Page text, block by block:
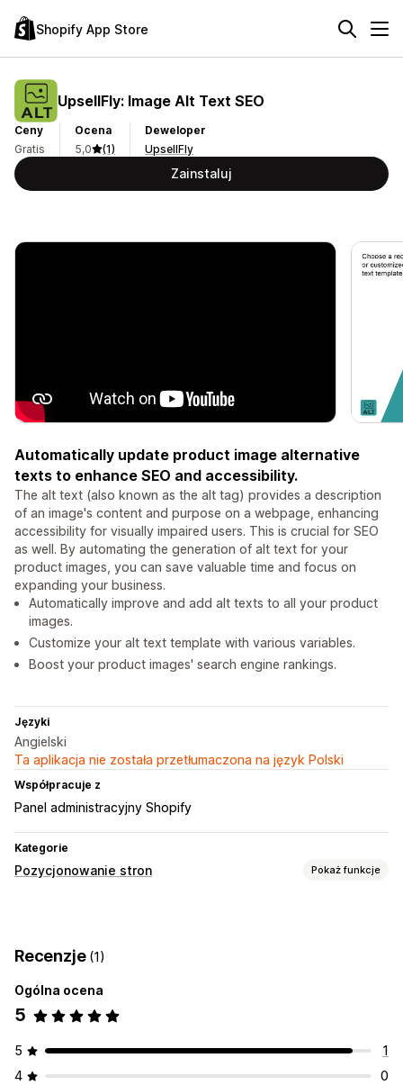
Shopify App Store
UpsellFly: Image Alt Text SEO
Ceny
Gratis
Ocena
5,0
(1)
Deweloper
UpsellFly
Zainstaluj
Automatically update product image alternative
texts to enhance SEO and accessibility.
The alt text (also known as the alt tag) provides a description
of an image's content and purpose on a webpage, enhancing
accessibility for visually impaired users. This is crucial for SEO
as well. By automating the generation of alt text for your
product images, you can save valuable time and focus on
expanding your business.
Automatically improve and add alt texts to all your product
images.
Customize your alt text template with various variables.
Boost your product images' search engine rankings.
Języki
Angielski
Ta aplikacja nie została przetłumaczona na język Polski
Współpracuje z
Panel administracyjny Shopify
Kategorie
Pozycjonowanie stron Pokaż funkcje
Recenzje (1)
Ogólna ocena
5
5
1
4
0